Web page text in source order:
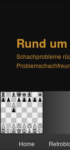
Rund
Schachprobleme
Zum
Zum
Home